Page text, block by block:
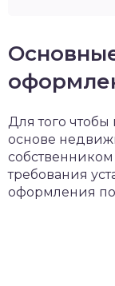
Для того чтобы
основе
требования
оформления